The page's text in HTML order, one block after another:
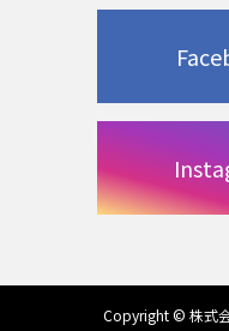
Copyright © 株式